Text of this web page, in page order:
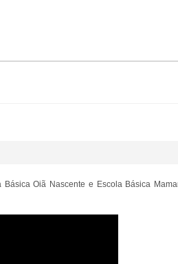
Oiã Nascente e Escola Básica